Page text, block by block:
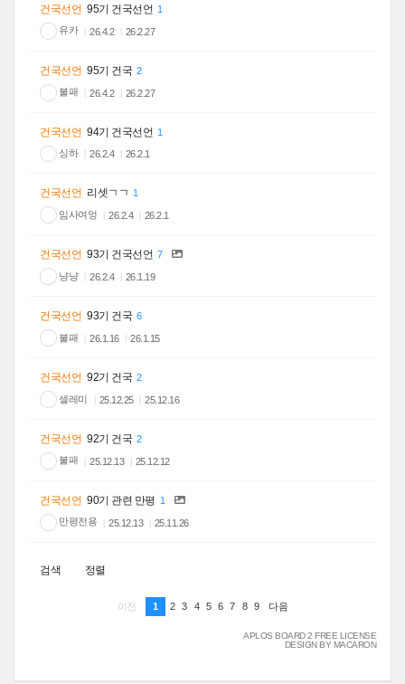
건국선언 95기 건국선언 1
유카
26.4.2 26.2.27
건국선언 95기 건국 2
불패
26.4.2 26.2.27
건국선언 94기 건국선언 1
싱하
26.2.4 26.2.1
건국선언 리셋ㄱㄱ 1
임사여엉
26.2.4 26.2.1
건국선언 93기 건국선언 7
냥냥
26.2.4 26.1.19
건국선언 93기 건국 6
불패
26.1.16 26.1.15
건국선언 92기 건국 2
셀레미
25.12.25 25.12.16
건국선언 92기 건국 2
불패
25.12.13 25.12.12
건국선언 90기 관련 만평 1
만평전용
25.12.13 25.11.26
검색 정렬
이전 1 2 3 4 5 6 7 8 9 다음
APLOS BOARD 2 FREE LICENSE
DESIGN BY MACARON